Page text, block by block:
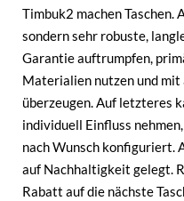
Timbuk2 machen Taschen.
sondern sehr robuste,
Garantie auftrumpfen,
Materialien nutzen und
überzeugen. Auf letzteres
individuell Einfluss
nach Wunsch
auf Nachhaltigkeit gelegt.
Rabatt auf die nächste